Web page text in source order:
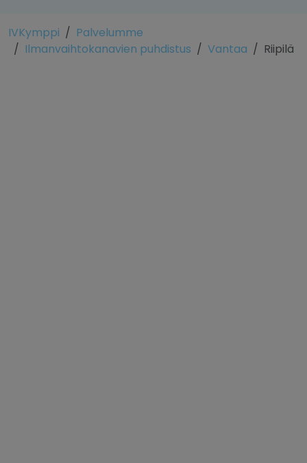
IVKymppi
Palvelumme
Ilmanvaihtokanavien puhdistus
Vantaa Riipilä